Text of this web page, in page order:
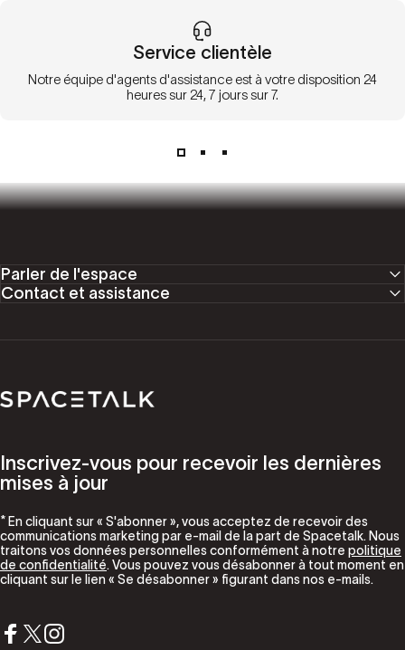
Service clientèle
Notre équipe d'agents d'assistance est à votre disposition 24
heures sur 24, 7 jours sur 7.
Parler de l'espace
Contact et assistance
Parler de l'espace
Inscrivez-vous pour recevoir les dernières
mises à jour
* En cliquant sur « S'abonner », vous acceptez de recevoir des
communications marketing par e-mail de la part de Spacetalk. Nous
traitons vos données personnelles conformément à notre politique
de confidentialité. Vous pouvez vous désabonner à tout moment en
cliquant sur le lien « Se désabonner » figurant dans nos e-mails.